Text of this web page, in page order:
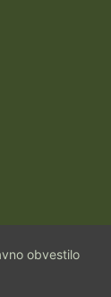
obvestilo